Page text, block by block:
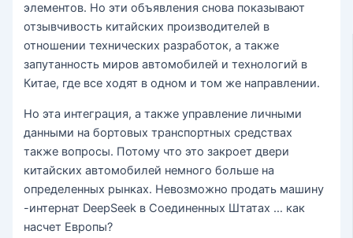
элементов. Но эти объявления снова показывают
отзывчивость китайских производителей в
отношении технических разработок, а также
запутанность миров автомобилей и технологий в
Китае, где все ходят в одном и том же направлении.
Но эта интеграция, а также управление личными
данными на бортовых транспортных средствах
также вопросы. Потому что это закроет двери
китайских автомобилей немного больше на
определенных рынках. Невозможно продать машину
-интернат DeepSeek в Соединенных Штатах … как
насчет Европы?